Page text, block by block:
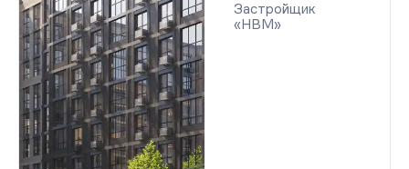
Застройщик
«НВМ»